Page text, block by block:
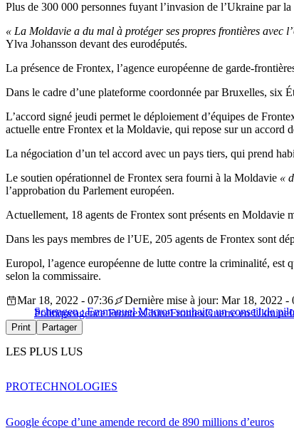
Plus de 300 000 personnes fuyant l’invasion de l’Ukraine par
« La Moldavie a du mal à protéger ses propres frontières avec
Ylva Johansson devant des eurodéputés.
La présence de Frontex, l’agence européenne de garde-
Dans le cadre d’une plateforme coordonnée par Bruxelles, six
L’accord signé jeudi permet le déploiement d’équipes de
actuelle entre Frontex et la Moldavie, qui repose sur un accord
La négociation d’un tel accord avec un pays tiers, qui prend
Le soutien opérationnel de Frontex sera fourni à la Moldavie «
l’approbation du Parlement européen.
Actuellement, 18 agents de Frontex sont présents en Moldavie
Dans les pays membres de l’UE, 205 agents de Frontex sont
Europol, l’agence européenne de lutte contre la criminalité, est
selon la commissaire.
Schengen : Emmanuel Macron souhaite un conseil de
Mar 18, 2022 - 07:36
Dernière mise à jour: Mar 18, 2022 -
Politiqueagence FrontexChineFrontexGuerre en Ukraine
Print Partager
LES PLUS LUS
Google écope d’une amende record de 890 millions d’euros
PROTECHNOLOGIES